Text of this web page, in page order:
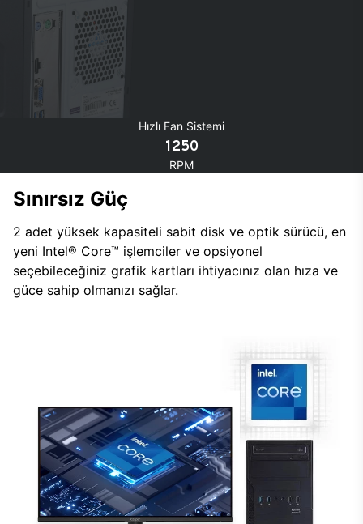
Hızlı Fan Sistemi
1250
RPM
Sınırsız Güç
2 adet yüksek kapasiteli sabit disk ve optik sürücü, en
yeni Intel® Core™ işlemciler ve opsiyonel
seçebileceğiniz grafik kartları ihtiyacınız olan hıza ve
güce sahip olmanızı sağlar.